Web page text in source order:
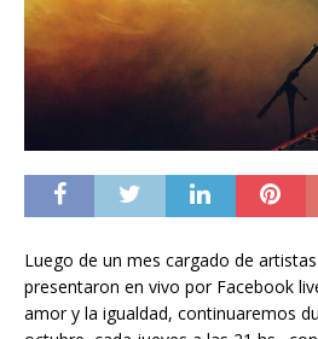
Luego de un mes cargado de
presentaron en vivo por Facebook
amor y la igualdad, continuaremos